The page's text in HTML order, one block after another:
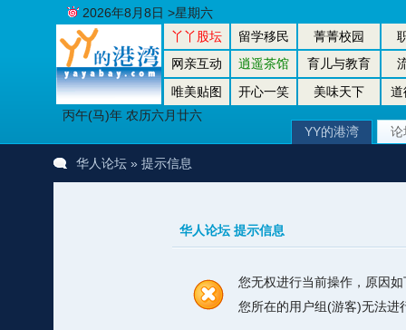
丫丫股坛 留学移民 菁菁校园
网亲互动
逍遥茶馆 育儿与教育
唯美贴图
开心一笑 美味天下
道
丙午(马)年 农历六月廿六
2026年8月8日 >星期六
YY的港湾 论
华人论坛» 提示信息
华人论坛 提示信息
您无权进行当前操作，原因如
您所在的用户组(游客)无法进